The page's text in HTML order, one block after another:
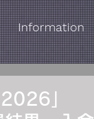
Information
」